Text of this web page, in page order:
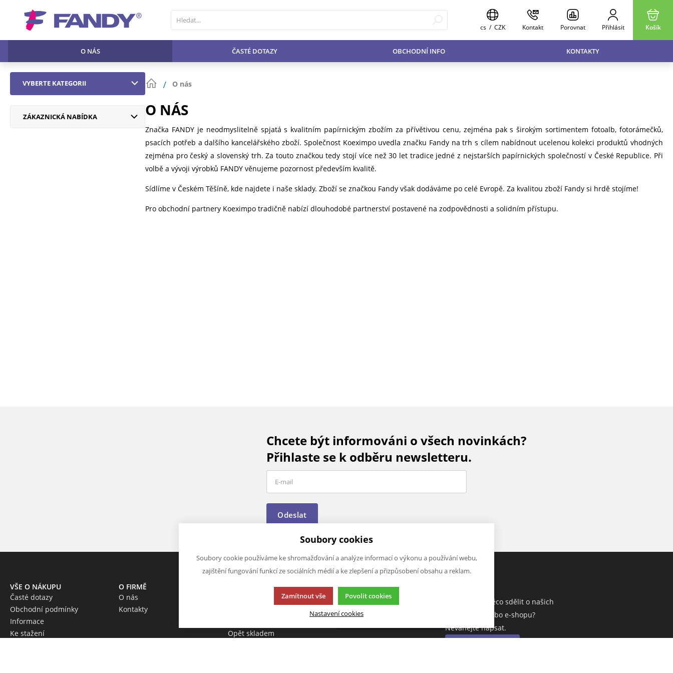
cs / CZK Kontakt Porovnat Přihlásit Košík
O NÁS ČASTÉ DOTAZY OBCHODNÍ INFO KONTAKTY
VYBERTE KATEGORII
ZÁKAZNICKÁ NABÍDKA
O nás
O NÁS
Značka FANDY je neodmyslitelně spjatá s kvalitním papírnickým zbožím za přívětivou cenu, zejména pak s širokým sortimentem fotoalb, fotorámečků,
psacích potřeb a dalšího kancelářského zboží. Společnost Koeximpo uvedla značku Fandy na trh s cílem nabídnout ucelenou kolekci produktů vhodných
zejména pro český a slovenský trh. Za touto značkou tedy stojí více než 30 let tradice jedné z nejstarších papírnických společností v České Republice. Při
volbě a vývoji výrobků FANDY věnujeme pozornost především kvalitě.
Sídlíme v Českém Těšíně, kde najdete i naše sklady. Zboží se značkou Fandy však dodáváme po celé Evropě. Za kvalitou zboží Fandy si hrdě stojíme!
Pro obchodní partnery Koeximpo tradičně nabízí dlouhodobé partnerství postavené na zodpovědnosti a solidním přístupu.
Chcete být informováni o všech novinkách?
Přihlaste se k odběru newsletteru.
Odeslat
VŠE O NÁKUPU
Časté dotazy
Obchodní podmínky
Informace
Ke stažení
O FIRMĚ
O nás
Kontakty
VÝHODY A SLEVY
Opět skladem
JAZYK A MĚNA
CS
Chcete nám něco sdělit o našich
produktech nebo e-shopu?
Neváhejte napsat.
Soubory cookies
Soubory cookie používáme ke shromažďování a analýze informací o výkonu a používání webu,
zajištění fungování funkcí ze sociálních médií a ke zlepšení a přizpůsobení obsahu a reklam.
Zamítnout vše Povolit cookies
Nastavení cookies